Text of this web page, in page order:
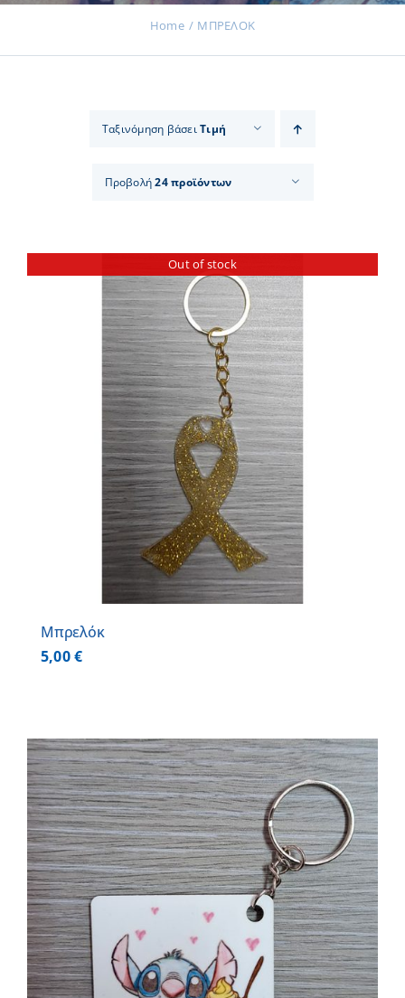
Επικοινωνία
Home ΜΠΡΕΛΟΚ
Ταξινόμηση βάσειΤιμή
Προβολή24 προϊόντων
Out of stock
Μπρελόκ
5,00€